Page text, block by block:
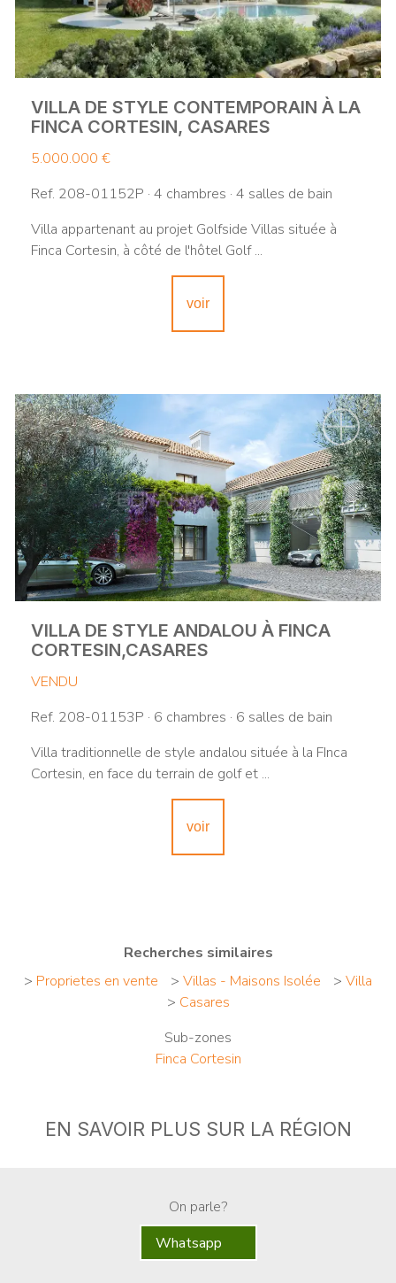
VILLA DE STYLE CONTEMPORAIN À LA
FINCA CORTESIN, CASARES
5.000.000 €
Ref. 208-01152P · 4 chambres · 4 salles de bain
Villa appartenant au projet Golfside Villas située à
Finca Cortesin, à côté de l'hôtel Golf ...
voir
VILLA DE STYLE ANDALOU À FINCA
CORTESIN,CASARES
VENDU
Ref. 208-01153P · 6 chambres · 6 salles de bain
Villa traditionnelle de style andalou située à la FInca
Cortesin, en face du terrain de golf et ...
voir
Recherches similaires
> Proprietes en vente > Villas - Maisons Isolée > Villa
> Casares
Sub-zones
Finca Cortesin
EN SAVOIR PLUS SUR LA RÉGION
On parle?
Whatsapp